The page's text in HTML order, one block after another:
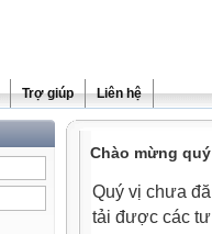
Trợ giúp Liên hệ
Chào mừng
Quý vị chưa
tải được các